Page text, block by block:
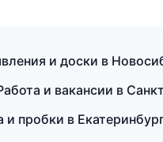
и доски в
и вакансии в
пробки в